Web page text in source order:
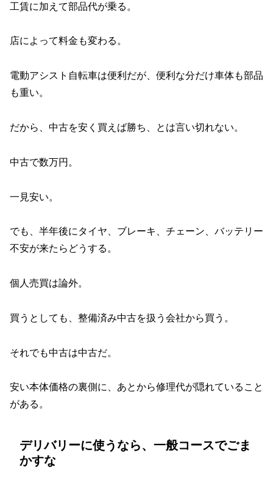
工賃に加えて部品代が乗る。
店によって料金も変わる。
電動アシスト自転車は便利だが、便利な分だけ車体も部品
も重い。
だから、中古を安く買えば勝ち、とは言い切れない。
中古で数万円。
一見安い。
でも、半年後にタイヤ、ブレーキ、チェーン、バッテリー
不安が来たらどうする。
個人売買は論外。
買うとしても、整備済み中古を扱う会社から買う。
それでも中古は中古だ。
安い本体価格の裏側に、あとから修理代が隠れていること
がある。
デリバリーに使うなら、一般コースでごま
かすな